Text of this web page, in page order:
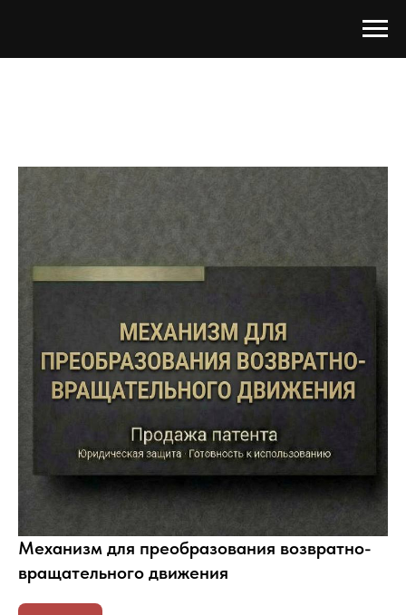
Механизм для преобразования возвратно-
вращательного движения